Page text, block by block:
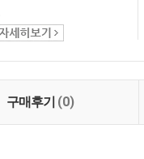
구매후기 (0)